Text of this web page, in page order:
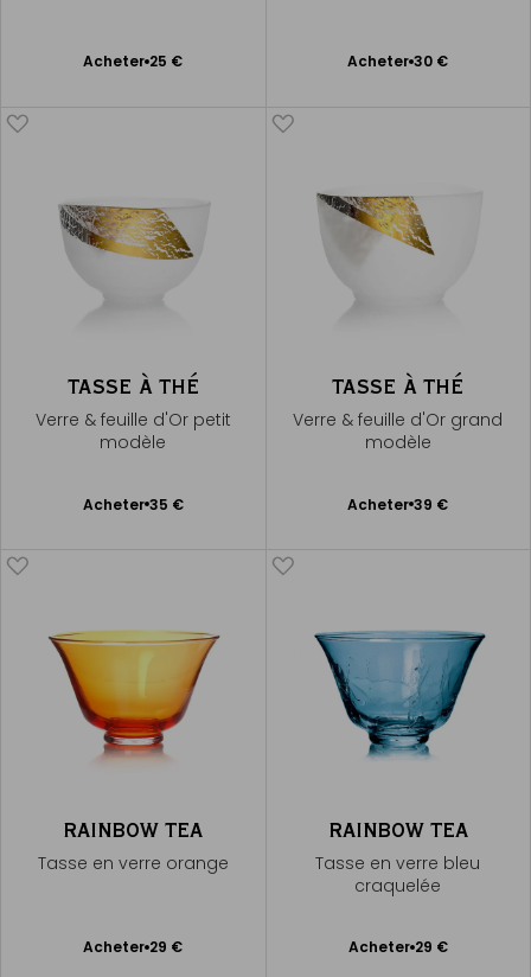
Acheter 25 €
Ajouter
Acheter 30 €
Ajouter
TASSE À THÉ
Verre & feuille d'Or petit
modèle
Acheter 35 €
Ajouter
TASSE À THÉ
Verre & feuille d'Or grand
modèle
Acheter 39 €
Ajouter
RAINBOW TEA
Tasse en verre orange
Acheter 29 €
Ajouter
RAINBOW TEA
Tasse en verre bleu
craquelée
Acheter 29 €
Ajouter